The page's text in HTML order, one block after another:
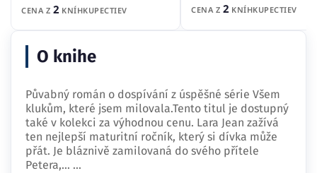
CENA Z 2 KNÍHKUPECTIEV
CENA Z 2 KNÍHKUPECTIEV
O knihe
Půvabný román o dospívání z úspěšné série Všem
klukům, které jsem milovala.Tento titul je dostupný
také v kolekci za výhodnou cenu. Lara Jean zažívá
ten nejlepší maturitní ročník, který si dívka může
přát. Je bláznivě zamilovaná do svého přítele
Petera,… ...